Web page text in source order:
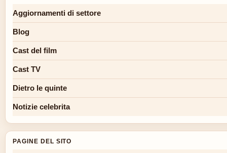
Aggiornamenti di settore
Blog
Cast del film
Cast TV
Dietro le quinte
Notizie celebrita
PAGINE DEL SITO